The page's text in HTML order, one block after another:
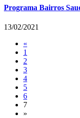
Programa Bairros
13/02/2021
«
1
2
3
4
5
6
7
»